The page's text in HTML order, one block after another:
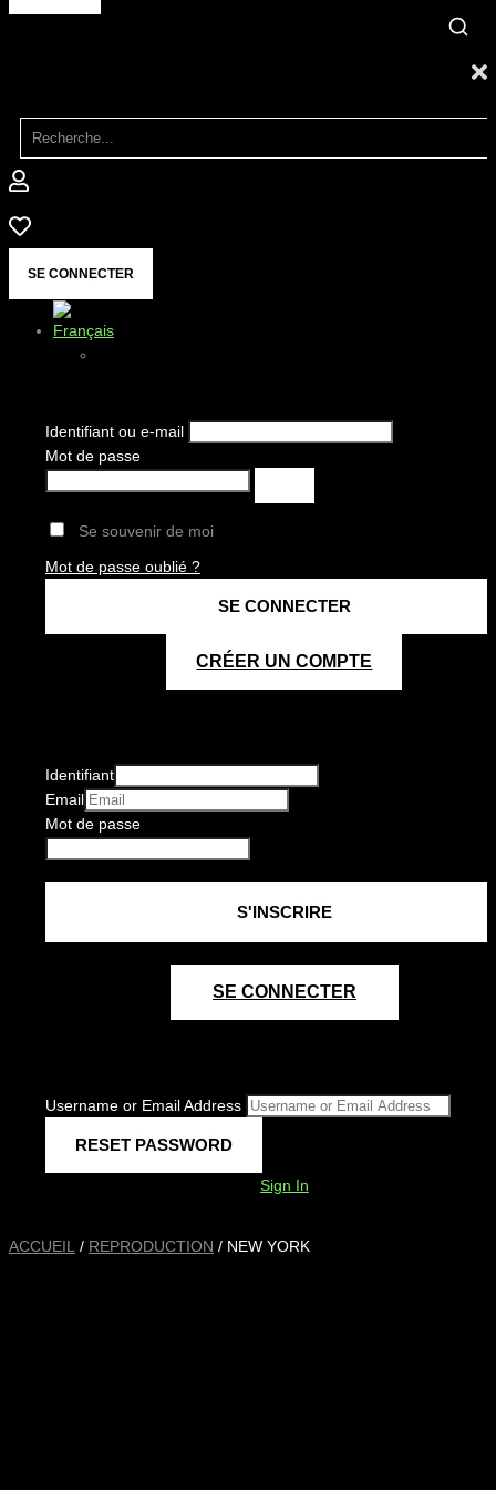
SE CONNECTER
Identifiant ou e-mail
Mot de passe
Se souvenir de moi
Mot de passe oublié ?
CRÉER UN COMPTE
Identifiant
Email
Mot de passe
SE CONNECTER
Username or Email Address
Sign In
ACCUEIL / REPRODUCTION / NEW YORK